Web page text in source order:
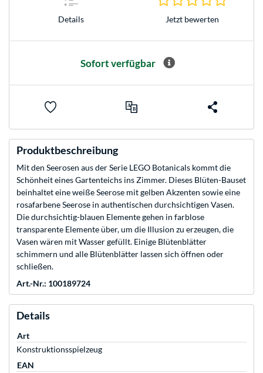
Details Jetzt bewerten
Sofort verfügbar
Produktbeschreibung
Mit den Seerosen aus der Serie LEGO Botanicals kommt die
Schönheit eines Gartenteichs ins Zimmer. Dieses Blüten-Bauset
beinhaltet eine weiße Seerose mit gelben Akzenten sowie eine
rosafarbene Seerose in authentischen durchsichtigen Vasen.
Die durchsichtig-blauen Elemente gehen in farblose
transparente Elemente über, um die Illusion zu erzeugen, die
Vasen wären mit Wasser gefüllt. Einige Blütenblätter
schimmern und alle Blütenblätter lassen sich öffnen oder
schließen.
Art.-Nr.: 100189724
Details
Art
Konstruktionsspielzeug
EAN